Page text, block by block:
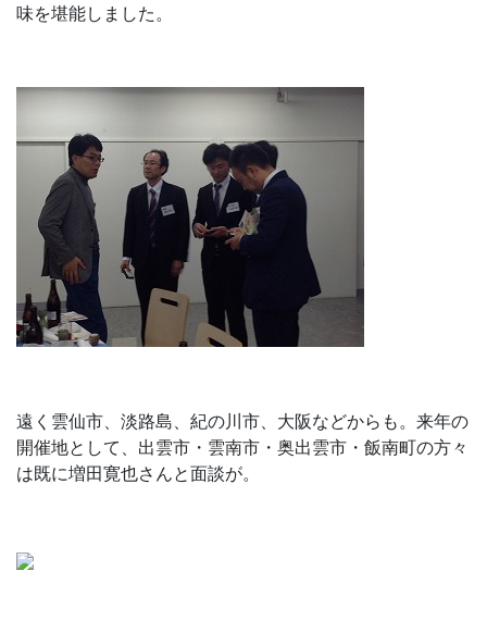
味を堪能しました。
遠く雲仙市、淡路島、紀の川市、大阪などからも。来年の
開催地として、出雲市・雲南市・奥出雲市・飯南町の方々
は既に増田寛也さんと面談が。